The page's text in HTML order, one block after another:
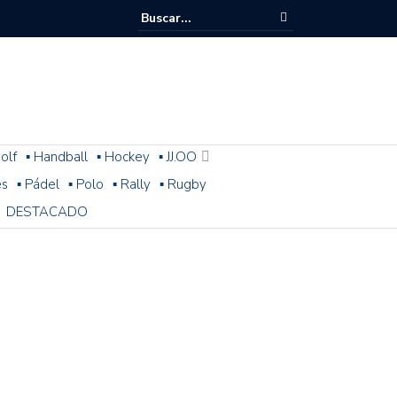
▪ Handball ▪ Hockey ▪ JJ.OO
▪ Pádel ▪ Polo ▪ Rally ▪ Rugby
DESTACADO